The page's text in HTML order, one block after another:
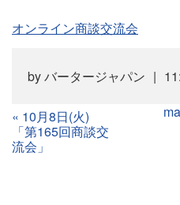
オンライン商談交流会
byバータージャパン
« 10月8日(火)
「第165回商談交
流会」